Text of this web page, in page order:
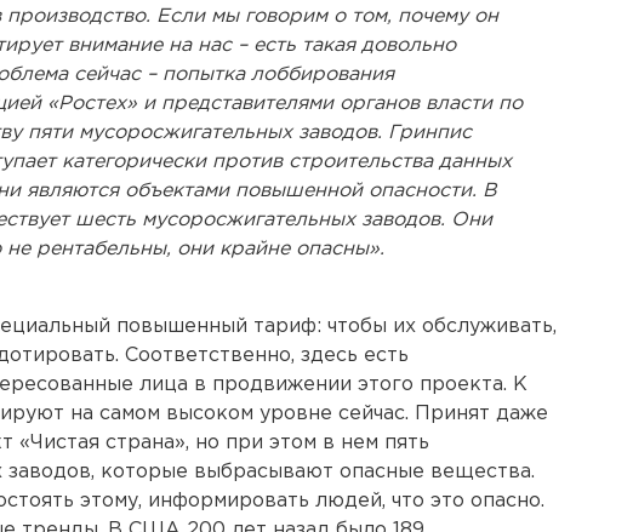
производство. Если мы говорим о том, почему он
внимание на нас – есть такая довольно
сейчас – попытка лоббирования
«Ростех» и представителями органов власти по
пяти мусоросжигательных заводов. Гринпис
категорически против строительства данных
являются объектами повышенной опасности. В
шесть мусоросжигательных заводов. Они
рентабельны, они крайне опасны».
повышенный тариф: чтобы их обслуживать,
Соответственно, здесь есть
лица в продвижении этого проекта. К
на самом высоком уровне сейчас. Принят даже
«Чистая страна», но при этом в нем пять
заводов, которые выбрасывают опасные вещества.
этому, информировать людей, что это опасно.